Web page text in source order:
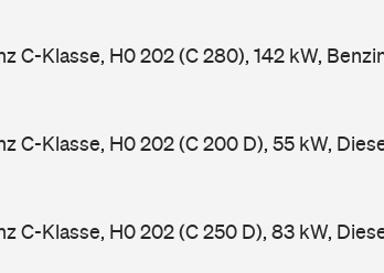
C-Klasse, H0 202 (C 280), 142 kW,
C-Klasse, H0 202 (C 200 D), 55 kW,
C-Klasse, H0 202 (C 250 D), 83 kW,